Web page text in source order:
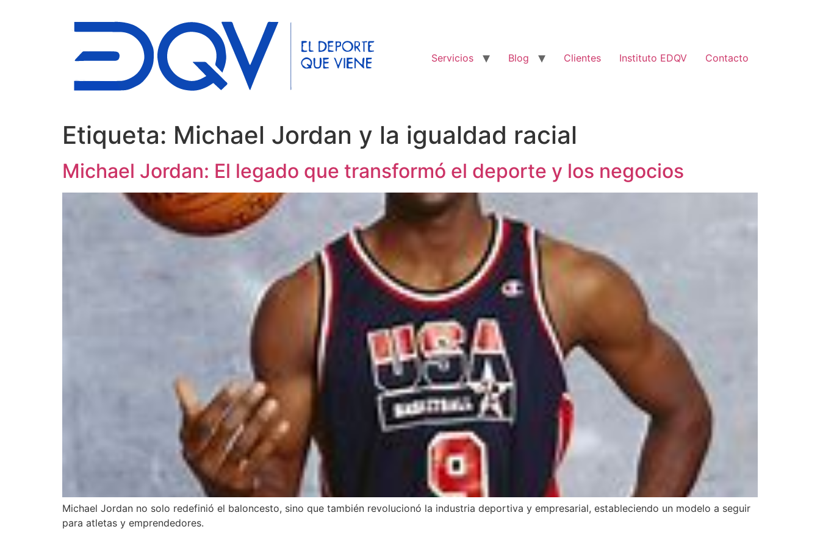
Servicios
Blog Clientes Instituto EDQV Contacto
Etiqueta: Michael Jordan y la igualdad racial
Michael Jordan: El legado que transformó el deporte y los negocios
Michael Jordan no solo redefinió el baloncesto, sino que también revolucionó la industria deportiva y empresarial, estableciendo un modelo a seguir
para atletas y emprendedores.